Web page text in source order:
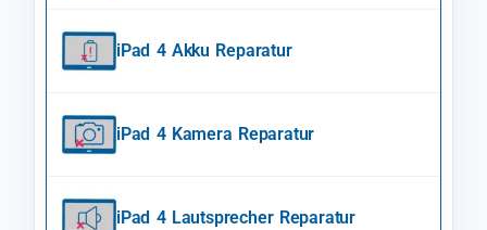
iPad 4 Akku Reparatur
iPad 4 Kamera Reparatur
iPad 4 Lautsprecher Reparatur